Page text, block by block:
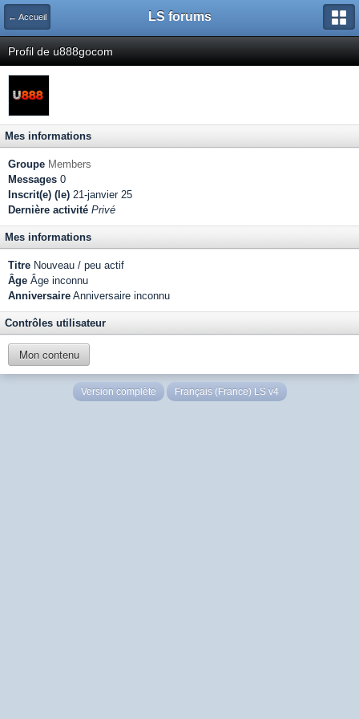
← Accueil LS forums
Profil de u888gocom
Mes informations
Groupe Members
Messages 0
Inscrit(e) (le) 21-janvier 25
Dernière activité Privé
Mes informations
Titre Nouveau / peu actif
Âge Âge inconnu
Anniversaire Anniversaire inconnu
Contrôles utilisateur
Mon contenu
Version complète Français (France) LS v4